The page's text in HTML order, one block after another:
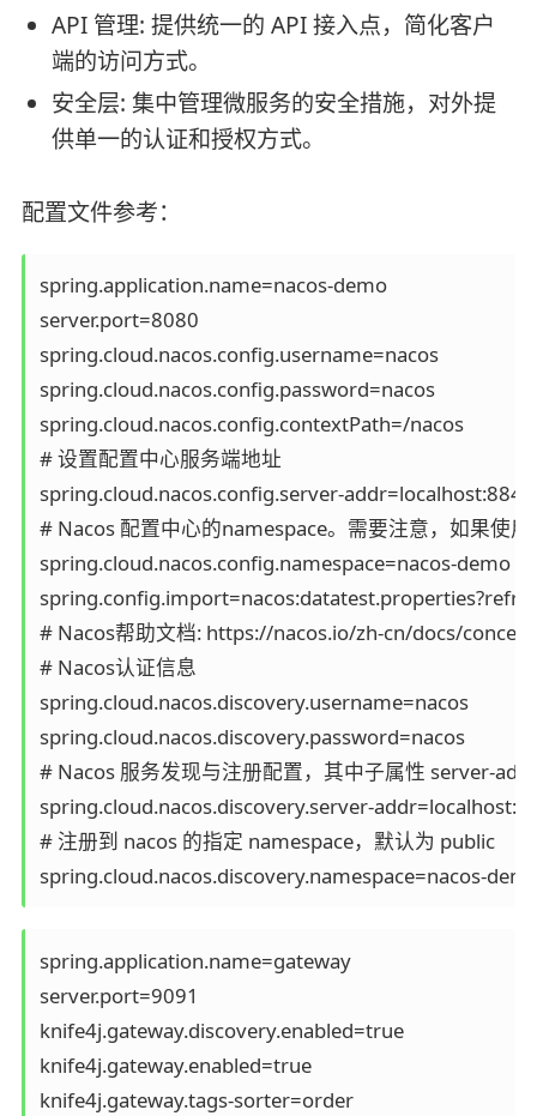
API 管理: 提供统一的 API 接入点，简化客户
端的访问方式。
安全层: 集中管理微服务的安全措施，对外提
供单一的认证和授权方式。
配置文件参考：
spring.application.name=nacos-demo
server.port=8080
spring.cloud.nacos.config.username=nacos
spring.cloud.nacos.config.password=nacos
spring.cloud.nacos.config.contextPath=/nacos
# 设置配置中心服务端地址
spring.cloud.nacos.config.server-addr=localhost:8848
# Nacos 配置中心的namespace。需要注意，如果使
spring.cloud.nacos.config.namespace=nacos-demo
# Nacos帮助文档: https://nacos.io/zh-cn/docs/
# Nacos认证信息
spring.cloud.nacos.discovery.username=nacos
spring.cloud.nacos.discovery.password=nacos
# Nacos 服务发现与注册配置，其中子属性 server-
spring.cloud.nacos.discovery.server-
# 注册到 nacos 的指定 namespace，默认为 public
spring.cloud.nacos.discovery.namespace=nacos-
spring.application.name=gateway
server.port=9091
knife4j.gateway.discovery.enabled=true
knife4j.gateway.enabled=true
knife4j.gateway.tags-sorter=order